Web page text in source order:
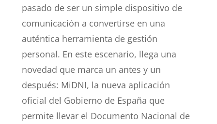
pasado de ser un simple dispositivo de
comunicación a convertirse en una
auténtica herramienta de gestión
personal. En este escenario, llega una
novedad que marca un antes y un
después: MiDNI, la nueva aplicación
oficial del Gobierno de España que
permite llevar el Documento Nacional de